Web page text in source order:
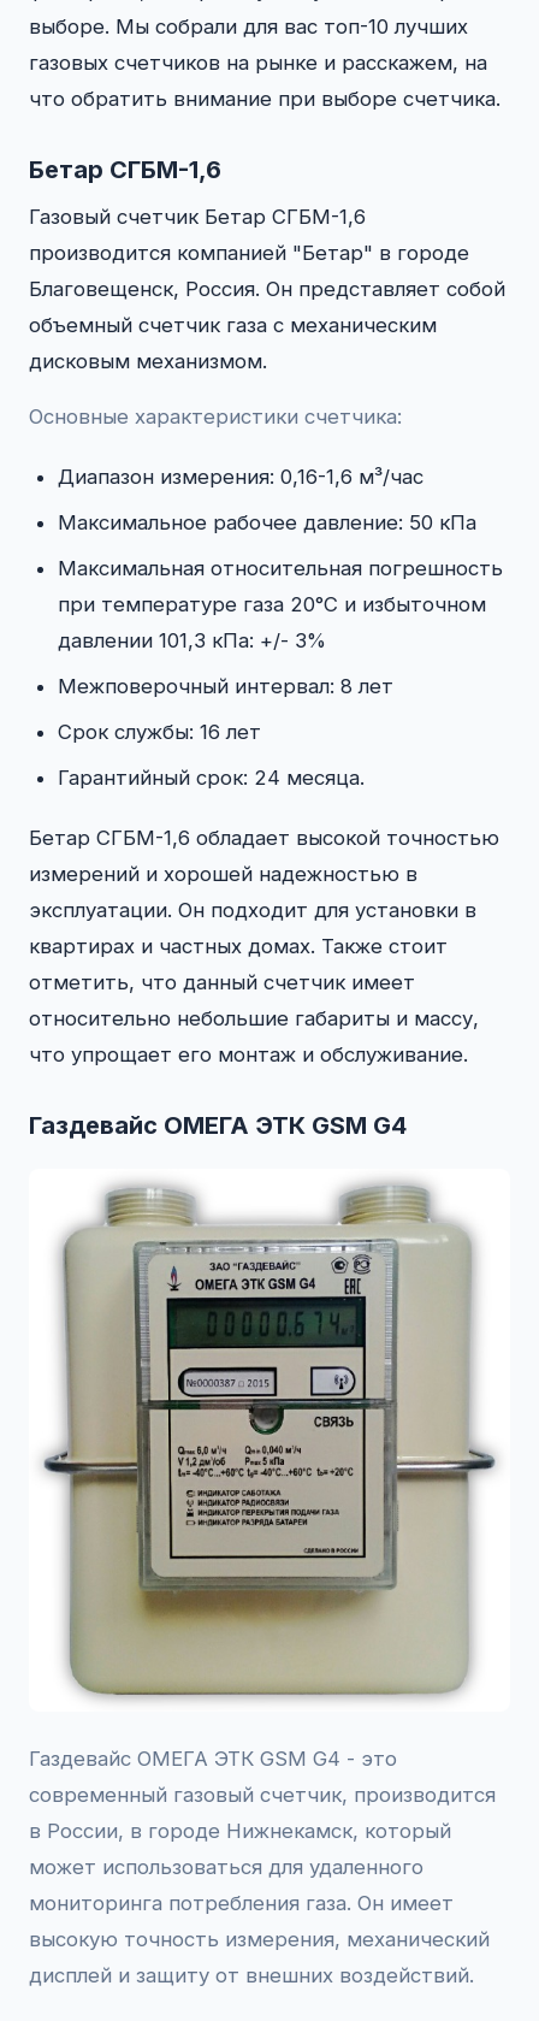
выборе. Мы собрали для вас топ-10 лучших
газовых счетчиков на рынке и расскажем, на
что обратить внимание при выборе счетчика.
Бетар СГБМ-1,6
Газовый счетчик Бетар СГБМ-1,6
производится компанией "Бетар" в городе
Благовещенск, Россия. Он представляет собой
объемный счетчик газа с механическим
дисковым механизмом.
Основные характеристики счетчика:
Диапазон измерения: 0,16-1,6 м³/час
Максимальное рабочее давление: 50 кПа
Максимальная относительная погрешность
при температуре газа 20°С и избыточном
давлении 101,3 кПа: +/- 3%
Межповерочный интервал: 8 лет
Срок службы: 16 лет
Гарантийный срок: 24 месяца.
Бетар СГБМ-1,6 обладает высокой точностью
измерений и хорошей надежностью в
эксплуатации. Он подходит для установки в
квартирах и частных домах. Также стоит
отметить, что данный счетчик имеет
относительно небольшие габариты и массу,
что упрощает его монтаж и обслуживание.
Газдевайс ОМЕГА ЭТК GSM G4
Газдевайс ОМЕГА ЭТК GSM G4 - это
современный газовый счетчик, производится
в России, в городе Нижнекамск, который
может использоваться для удаленного
мониторинга потребления газа. Он имеет
высокую точность измерения, механический
дисплей и защиту от внешних воздействий.